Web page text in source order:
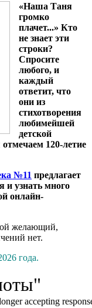
«Наша Таня
громко
плачет...» Кто
не знает эти
строки?
Спросите
любого, и
каждый
ответит, что
они из
стихотворения
любимейшей
детской
120-летие
№11 предлагает
и узнать много
онлайн-
желающий,
нет.
года.